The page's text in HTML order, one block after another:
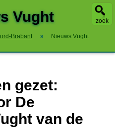
zoek
Vught
Brabant » Nieuws Vught
gezet:
De
van de